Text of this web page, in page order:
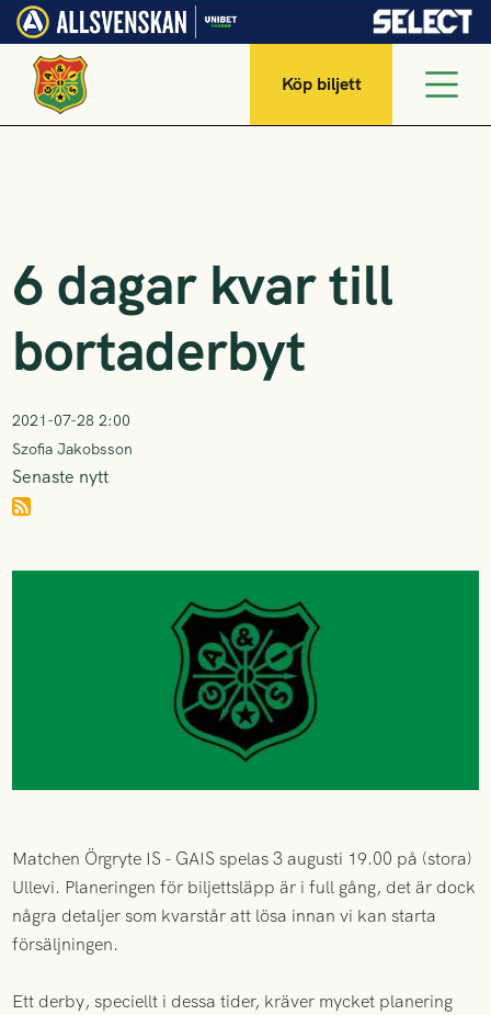
Köp biljett
6 dagar kvar till
bortaderbyt
2021-07-28 2:00
Szofia Jakobsson
Senaste nytt
Matchen Örgryte IS - GAIS spelas 3 augusti 19.00 på (stora)
Ullevi. Planeringen för biljettsläpp är i full gång, det är dock
några detaljer som kvarstår att lösa innan vi kan starta
försäljningen.
Ett derby, speciellt i dessa tider, kräver mycket planering